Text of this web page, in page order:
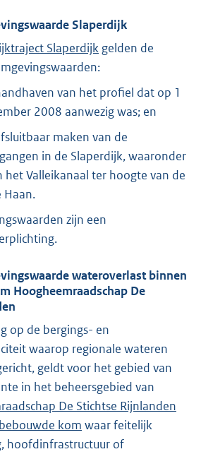
Slaperdijk
Slaperdijk gelden de
van het profiel dat op 1
2008 aanwezig was; en
maken van de
in de Slaperdijk, waaronder
het Valleikanaal ter hoogte van de
Haan.
zijn een
wateroverlast binnen
Hoogheemraadschap De
op de bergings- en
waarop regionale wateren
geldt voor het gebied van
in het beheersgebied van
De Stichtse Rijnlanden
kom waar feitelijk
hoofdinfrastructuur of